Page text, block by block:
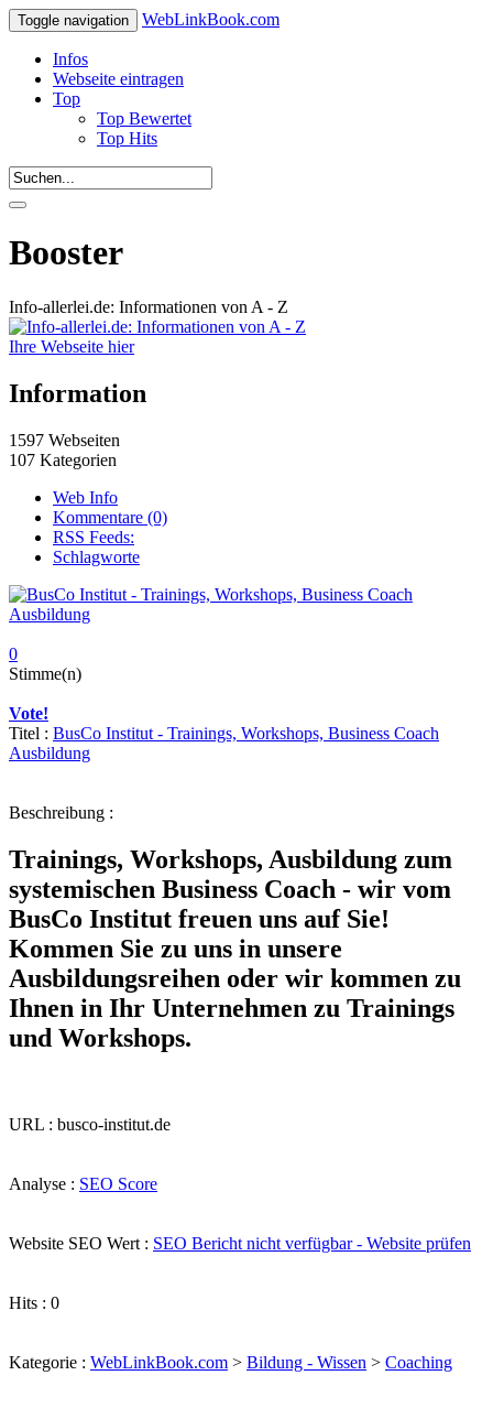
Toggle navigation WebLinkBook.com
Infos
Webseite eintragen
Top
Top Bewertet
Top Hits
Booster
Info-allerlei.de: Informationen von A - Z
Ihre Webseite hier
Information
1597 Webseiten
107 Kategorien
Web Info
Kommentare (0)
RSS Feeds:
Schlagworte
0
Stimme(n)
Vote!
Titel : BusCo Institut - Trainings, Workshops, Business Coach
Ausbildung
Beschreibung :
Trainings, Workshops, Ausbildung zum
systemischen Business Coach - wir vom
BusCo Institut freuen uns auf Sie!
Kommen Sie zu uns in unsere
Ausbildungsreihen oder wir kommen zu
Ihnen in Ihr Unternehmen zu Trainings
und Workshops.
URL : busco-institut.de
Analyse : SEO Score
Website SEO Wert : SEO Bericht nicht verfügbar - Website prüfen
Hits : 0
Kategorie : WebLinkBook.com > Bildung - Wissen > Coaching